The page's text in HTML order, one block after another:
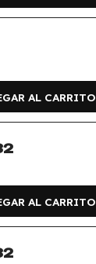
AL CARRITO
AL CARRITO